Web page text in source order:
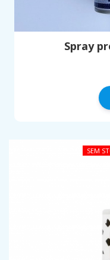
Spray
SEM